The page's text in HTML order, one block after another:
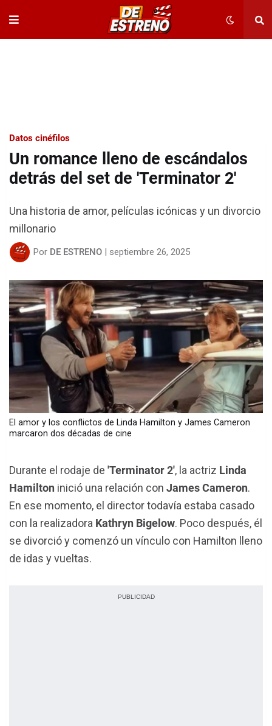
Datos cinéfilos
Un romance lleno de escándalos
detrás del set de 'Terminator 2'
Una historia de amor, películas icónicas y un divorcio
millonario
Por DE ESTRENO | septiembre 26, 2025
El amor y los conflictos de Linda Hamilton y James Cameron
marcaron dos décadas de cine
Durante el rodaje de 'Terminator 2', la actriz Linda
Hamilton inició una relación con James Cameron.
En ese momento, el director todavía estaba casado
con la realizadora Kathryn Bigelow. Poco después, él
se divorció y comenzó un vínculo con Hamilton lleno
de idas y vueltas.
PUBLICIDAD